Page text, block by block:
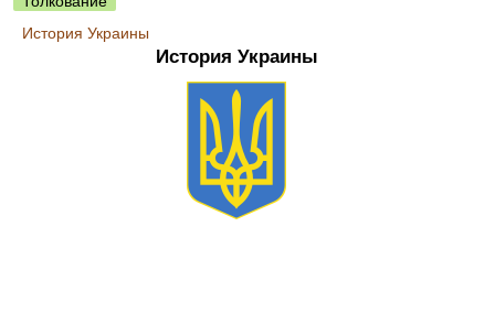
История Украины
История Украины